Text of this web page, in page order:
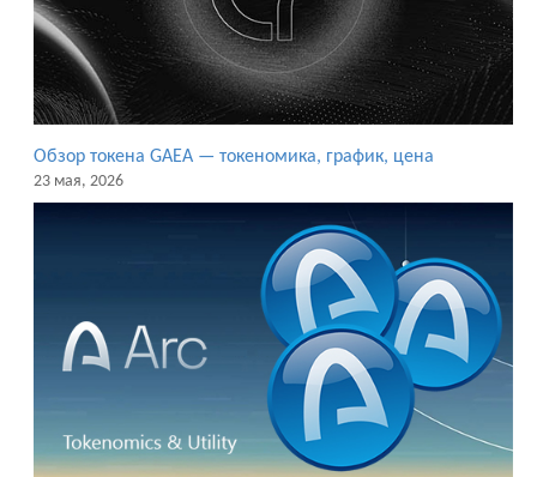
Обзор токена GAEA — токеномика, график, цена
23 мая, 2026